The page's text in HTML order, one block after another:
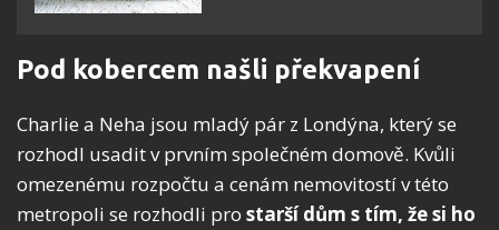
Pod kobercem našli překvapení
Charlie a Neha jsou mladý pár z Londýna, který se
rozhodl usadit v prvním společném domově. Kvůli
omezenému rozpočtu a cenám nemovitostí v této
metropoli se rozhodli pro starší dům s tím, že si ho